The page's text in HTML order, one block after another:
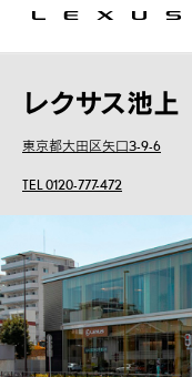
レクサス池上
東京都大田区矢口3-9-6
TEL 0120-777-472